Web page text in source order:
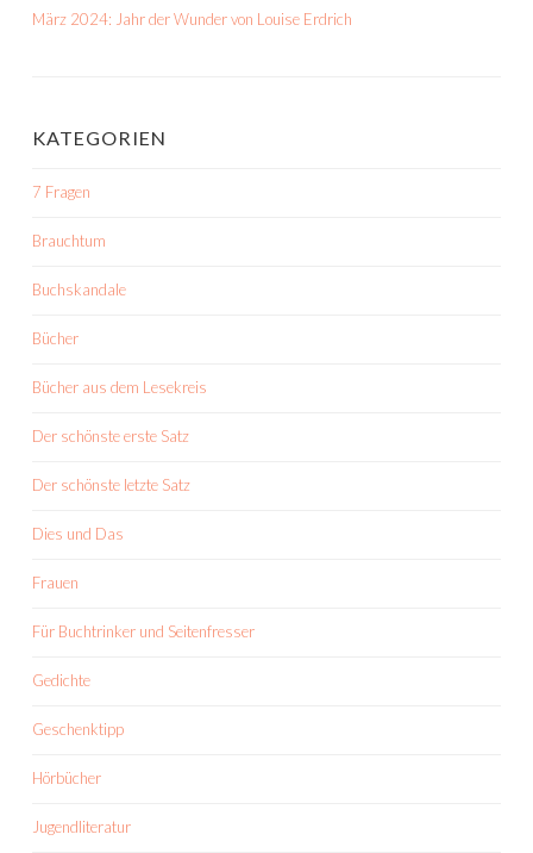
März 2024: Jahr der Wunder von Louise Erdrich
KATEGORIEN
7 Fragen
Brauchtum
Buchskandale
Bücher
Bücher aus dem Lesekreis
Der schönste erste Satz
Der schönste letzte Satz
Dies und Das
Frauen
Für Buchtrinker und Seitenfresser
Gedichte
Geschenktipp
Hörbücher
Jugendliteratur